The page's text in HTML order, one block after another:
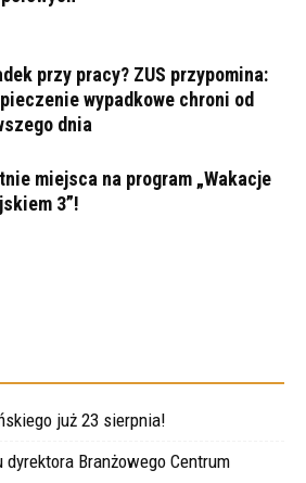
przy pracy? ZUS przypomina:
wypadkowe chroni od
dnia
miejsca na program „Wakacje
3”!
już 23 sierpnia!
Branżowego Centrum